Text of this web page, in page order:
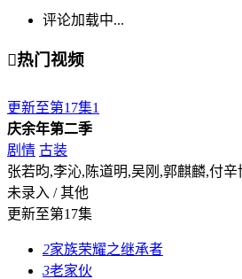
评论加载中...
热门视频
更新至第17集1
庆余年第二季
剧情 古装
张若昀,李沁,陈道明,吴刚,郭麒麟,付
未录入 / 其他
更新至第17集
2家族荣耀之继承者
3老家伙